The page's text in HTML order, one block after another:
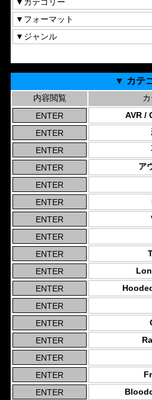
▼ カテ
内容閲覧
AVR /
ア